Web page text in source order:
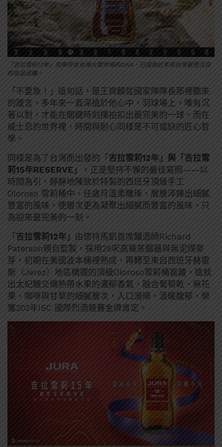
「吉拉雪莉12年」完美符合台灣大眾市場的DNA，已成為近年來台灣最受注目
的吉品佳釀。
「不要急！」這句話，是王齊麟從國家隊隊長那裡聽來
的箴言，多年來一直深植於他心中，羽球場上，唯有沉
著以對，才能在關鍵時刻揮拍扣出最完美的一球。而在
威士忌的世界裡，時間與耐心同樣是不可或缺的匠心哲
學。
同樣是為了台灣而出發的「 吉拉雪莉12年」與「吉拉雪
莉15年RESERVE」
，正是堅持不懈的最佳寫照——以
時間為引，靜靜地陳放於特製的西班牙頂級手工
Oloroso 雪莉桶中，任歲月溫柔雕琢，層層淬鍊出細膩
豐富的風味，使層次更為凝聚出細膩而豐富的風味，只
為迎來最完美的一刻。​
「 吉拉雪莉12年」 由懷特馬凱首席釀酒師Richard
Paterson親自監製，採用28呎高聳蒸餾器與無泥煤麥
芽，初期在美國波本桶裡熟成，再轉至來自西班牙赫雷
斯（Jerez）地區精選的頂級Oloroso雪莉桶窖藏，造就
出太妃糖交織熱帶水果的濃郁香氣，融合葡萄乾、無花
果、咖啡與甘草的細膩層次，入口滑順，溫暖馥郁，榮
獲202年ISC 國際烈酒競賽金牌肯定。